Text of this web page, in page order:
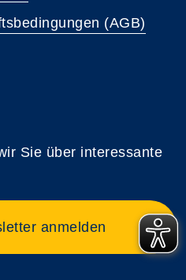
(AGB)
Sie über interessante
anmelden